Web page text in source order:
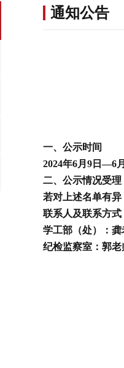
通知公告
一、公示时间
2024年6月9 日—6
二、公示情况受理
若对上述名单有
联系人及联系方式
学工部（处）：龚
纪检监察室：郭老